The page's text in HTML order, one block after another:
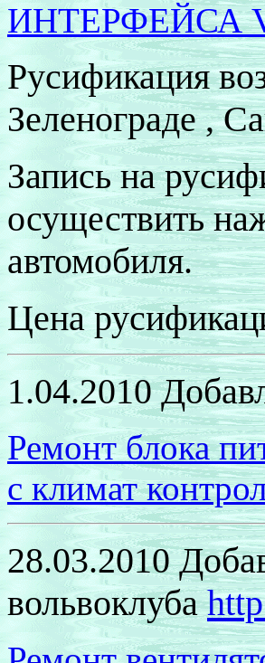
ИНТЕРФЕЙСА
Русификация
Зеленограде ,
Запись на
осуществить
автомобиля.
Цена
1.04.2010
Ремонт блока
с климат
28.03.2010
вольвоклуба